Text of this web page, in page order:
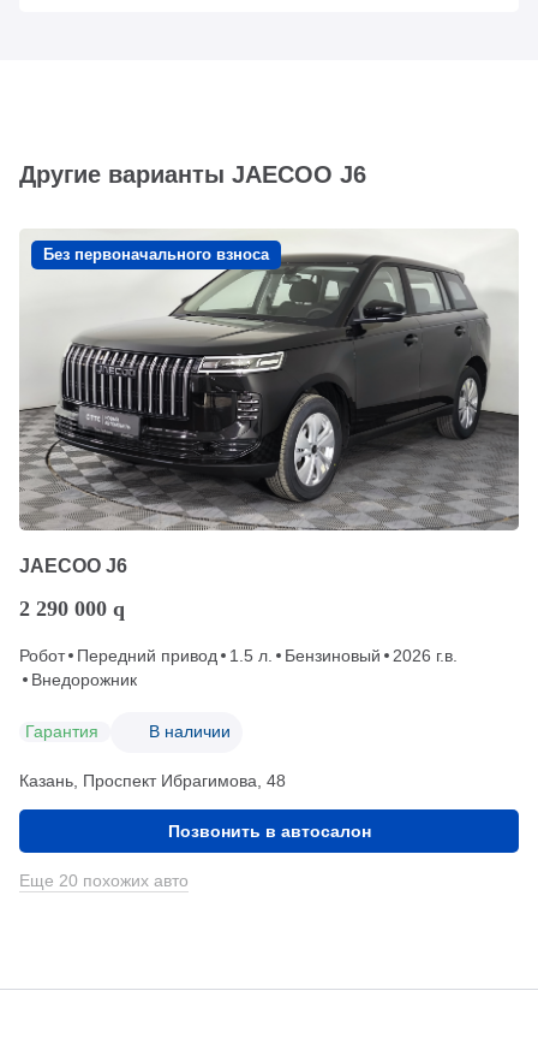
Другие варианты JAECOO J6
Без первоначального взноса
JAECOO J6
2 290 000 q
Робот Передний привод 1.5 л. Бензиновый
2026 г.в.
Внедорожник
Гарантия В наличии
Казань, Проспект Ибрагимова, 48
Позвонить в автосалон
Еще 20 похожих авто